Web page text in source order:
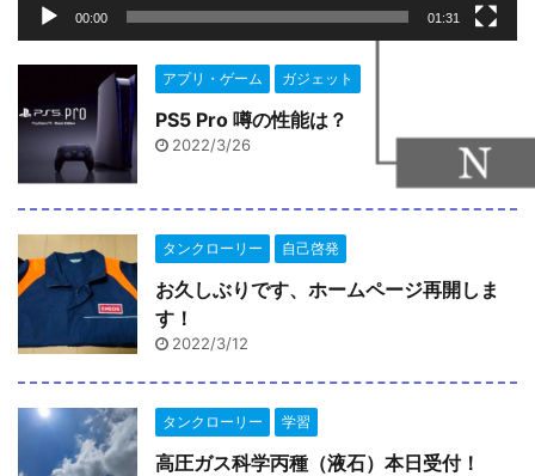
00:00 01:31
アプリ・ゲーム ガジェット
PS5 Pro 噂の性能は？
2022/3/26
タンクローリー 自己啓発
お久しぶりです、ホームページ再開しま
す！
2022/3/12
タンクローリー 学習
高圧ガス科学丙種（液石）本日受付！